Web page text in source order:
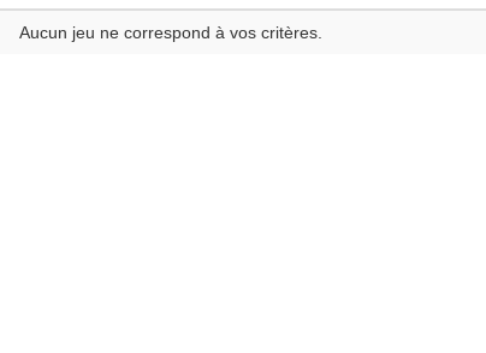
Aucun jeu ne correspond à vos critères.